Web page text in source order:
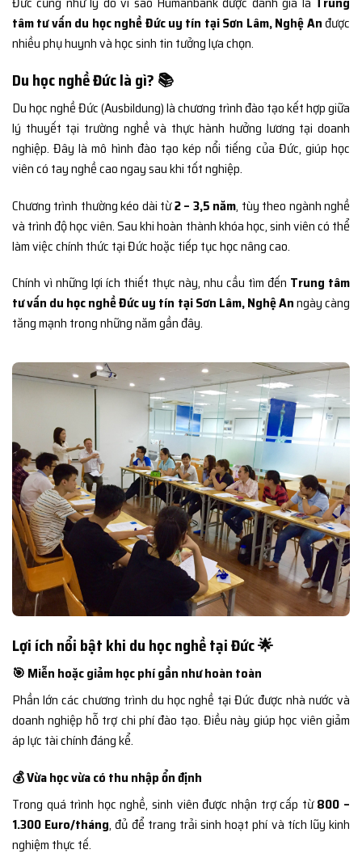
tâm tư vấn du học nghề Đức uy tín tại Sơn Lâm, Nghệ Anđược
nhiều phụ huynh và học sinh tin tưởng lựa chọn.
Du học nghề Đức là gì? 📚
Du học nghề Đức (Ausbildung) là chương trình đào tạo kết hợp giữa
lý thuyết tại trường nghề và thực hành hưởng lương tại doanh
nghiệp. Đây là mô hình đào tạo kép nổi tiếng của Đức, giúp học
viên có tay nghề cao ngay sau khi tốt nghiệp.
Chương trình thường kéo dài từ2 – 3,5 năm, tùy theo ngành nghề
và trình độ học viên. Sau khi hoàn thành khóa học, sinh viên có thể
làm việc chính thức tại Đức hoặc tiếp tục học nâng cao.
Chính vì những lợi ích thiết thực này, nhu cầu tìm đến Trung tâm
tư vấn du học nghề Đức uy tín tại Sơn Lâm, Nghệ Anngày càng
tăng mạnh trong những năm gần đây.
Lợi ích nổi bật khi du học nghề tại Đức 🌟
🎯 Miễn hoặc giảm học phí gần như hoàn toàn
Phần lớn các chương trình du học nghề tại Đức được nhà nước và
doanh nghiệp hỗ trợ chi phí đào tạo. Điều này giúp học viên giảm
áp lực tài chính đáng kể.
💰 Vừa học vừa có thu nhập ổn định
Trong quá trình học nghề, sinh viên được nhận trợ cấp từ800 –
1.300 Euro/tháng, đủ để trang trải sinh hoạt phí và tích lũy kinh
nghiệm thực tế.